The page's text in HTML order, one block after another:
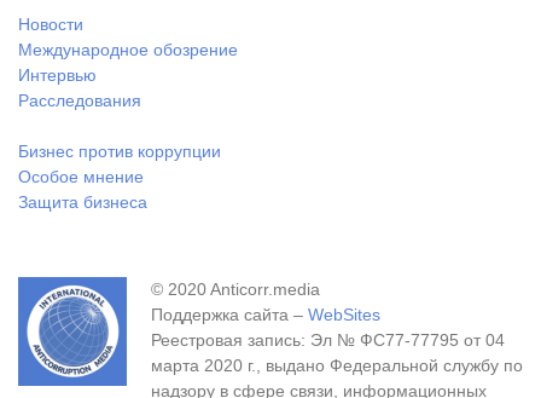
Новости
Международное обозрение
Интервью
Расследования
Бизнес против коррупции
Особое мнение
Защита бизнеса
© 2020 Anticorr.media
Поддержка сайта – WebSites
Реестровая запись: Эл № ФС77-77795 от 04
марта 2020 г., выдано Федеральной службу по
надзору в сфере связи, информационных